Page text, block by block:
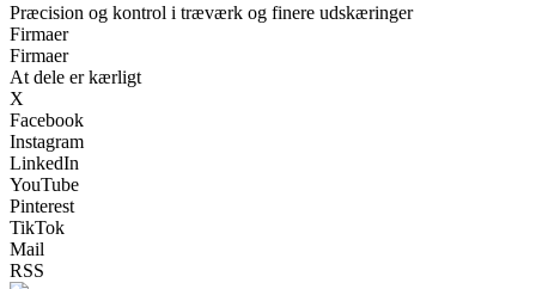
Præcision og kontrol i træværk og finere udskæringer
Firmaer
Firmaer
At dele er kærligt
X
Facebook
Instagram
LinkedIn
YouTube
Pinterest
TikTok
Mail
RSS